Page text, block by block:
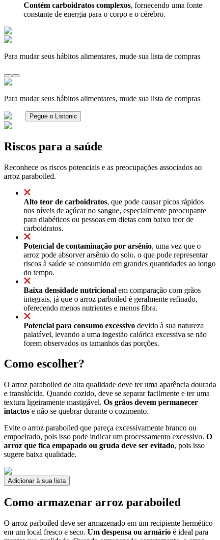
Contém carboidratos complexos, fornecendo uma fonte
constante de energia para o corpo e o cérebro.
Para mudar seus hábitos alimentares, mude sua lista de compras
Para mudar seus hábitos alimentares, mude sua lista de compras
Pegue o Listonic
Riscos para a saúde
Reconhece os riscos potenciais e as preocupações associados ao
arroz paraboiled.
Alto teor de carboidratos, que pode causar picos rápidos
nos níveis de açúcar no sangue, especialmente preocupante
para diabéticos ou pessoas em dietas com baixo teor de
carboidratos.
Potencial de contaminação por arsênio, uma vez que o
arroz pode absorver arsênio do solo, o que pode representar
riscos à saúde se consumido em grandes quantidades ao longo
do tempo.
Baixa densidade nutricional em comparação com grãos
integrais, já que o arroz parboiled é geralmente refinado,
oferecendo menos nutrientes e menos fibra.
Potencial para consumo excessivo devido à sua natureza
palatável, levando a uma ingestão calórica excessiva se não
forem observados os tamanhos das porções.
Como escolher?
O arroz paraboiled de alta qualidade deve ter uma aparência dourada
e translúcida. Quando cozido, deve se separar facilmente e ter uma
textura ligeiramente mastigável. Os grãos devem permanecer
intactos e não se quebrar durante o cozimento.
Evite o arroz paraboiled que pareça excessivamente branco ou
empoeirado, pois isso pode indicar um processamento excessivo. O
arroz que fica empapado ou gruda deve ser evitado, pois isso
sugere baixa qualidade.
Adicionar à sua lista
Como armazenar arroz paraboiled
O arroz parboiled deve ser armazenado em um recipiente hermético
em um local fresco e seco. Um despensa ou armário é ideal para